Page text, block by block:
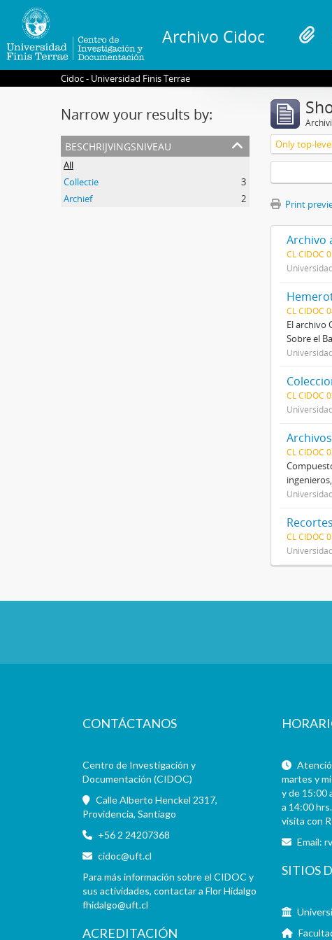
Archivo Cidoc
Cidoc - Universidad Finis Terrae
Narrow your results by:
beschrijvingsniveau
All
Collectie
3
Archief
2
Only top-
Print
Archivo
CL CIDOC
CL CIDOC
El archivo
Sobre el
CL CIDOC
CL CIDOC
CL CIDOC
CONTÁCTANOS
Centro de Investigación y
Documentación (CIDOC)
Calle Alberto Henckel 2317,
Providencia, Santiago
+56 2 24207368
cidoc@uft.cl
Para más información sobre el CIDOC y
sus actividades, contactar a Flor Hidalgo
fhidalgo@uft.cl
ACREDITACIÓN
martes y
y de 15:00
a 14:00
visita con
Email:
SITIOS